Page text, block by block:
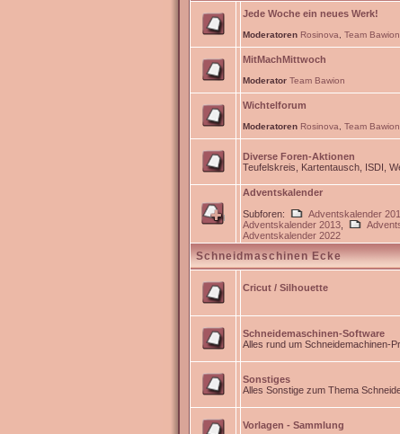
Jede Woche ein neues Werk!
Moderatoren Rosinova Team Bawion
MitMachMittwoch
Moderator Team Bawion
Wichtelforum
Moderatoren Rosinova Team Bawion
Diverse Foren-Aktionen
Teufelskreis, Kartentausch, ISDI,
Adventskalender
Subforen:
Adventskalender
Adventskalender 2013
Adventskalender 2022
Schneidmaschinen Ecke
Cricut / Silhouette
Schneidemaschinen-Software
Alles rund um Schneidemachinen-
Sonstiges
Alles Sonstige zum Thema
Vorlagen - Sammlung